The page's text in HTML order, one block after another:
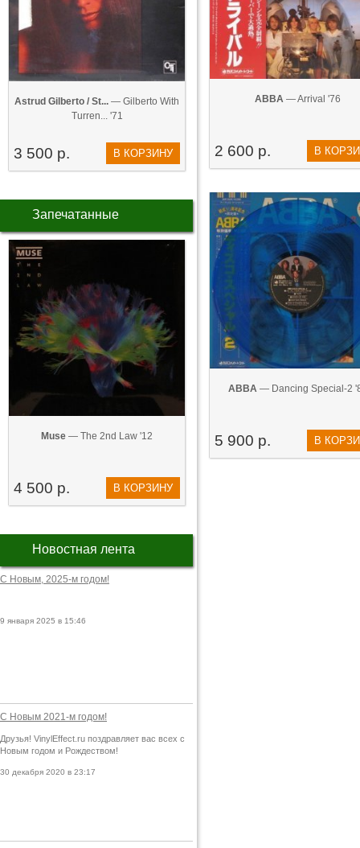
Astrud Gilberto / St... — Gilberto With
Turren... '71
3 500 р. В КОРЗИНУ
Запечатанные
Muse — The 2nd Law '12
4 500 р. В КОРЗИНУ
Новостная лента
С Новым, 2025-м годом!
9 января 2025 в 15:46
С Новым 2021-м годом!
Друзья! VinylEffect.ru поздравляет вас всех с
Новым годом и Рождеством!
30 декабря 2020 в 23:17
ABBA — Arrival '76
2 600 р. В
ABBA— Dancing Special-2
5 900 р. В